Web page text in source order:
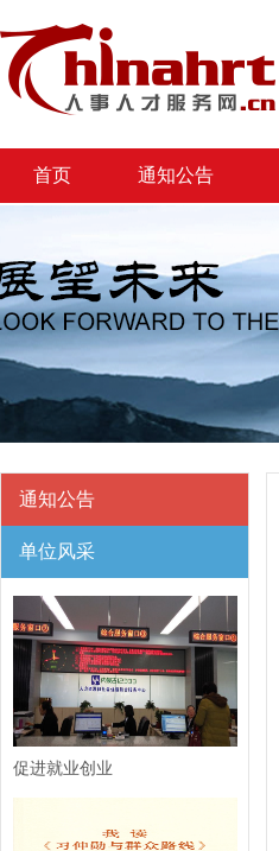
首页 通知公告
通知公告
单位风采
促进就业创业